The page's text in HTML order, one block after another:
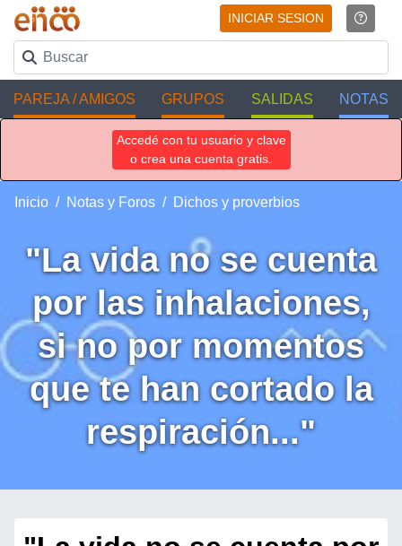
INICIAR SESION
PAREJA / AMIGOS GRUPOS SALIDAS NOTAS
Accedé con tu usuario y clave
o crea una cuenta gratis.
Inicio Notas y Foros Dichos y proverbios
"La vida no se cuenta
por las inhalaciones,
si no por momentos
que te han cortado la
respiración..."